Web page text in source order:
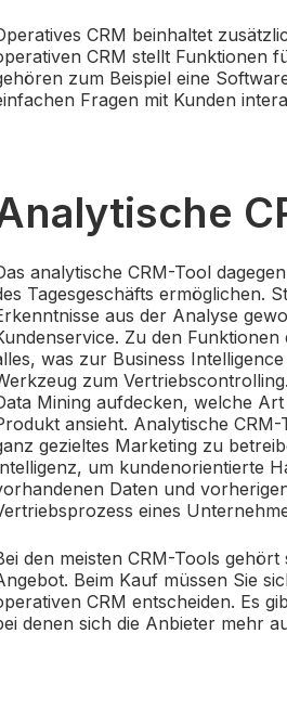
CRM beinhaltet
CRM stellt Funktionen
zum Beispiel eine
Fragen mit Kunden
analytische CRM-Tool
Tagesgeschäfts ermöglichen.
aus der Analyse
Zu den
was zur Business
zum
Mining aufdecken, welche
ansieht. Analytische
gezieltes Marketing zu
um kundenorientierte
Daten und
eines
den meisten CRM-Tools
Beim Kauf müssen Sie
CRM entscheiden. Es
denen sich die Anbieter mehr